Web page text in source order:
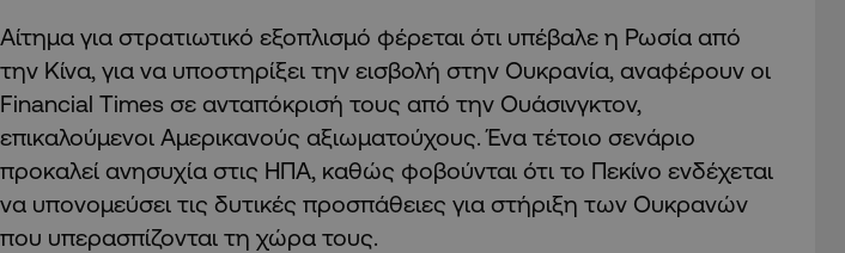
Αίτημα για στρατιωτικό εξοπλισμό φέρεται ότι υπέβαλε η Ρωσία από
την Κίνα, για να υποστηρίξει την εισβολή στην Ουκρανία, αναφέρουν οι
Financial Times σε ανταπόκρισή τους από την Ουάσινγκτον,
επικαλούμενοι Αμερικανούς αξιωματούχους. Ένα τέτοιο σενάριο
προκαλεί ανησυχία στις ΗΠΑ, καθώς φοβούνται ότι το Πεκίνο ενδέχεται
να υπονομεύσει τις δυτικές προσπάθειες για στήριξη των Ουκρανών
που υπερασπίζονται τη χώρα τους.